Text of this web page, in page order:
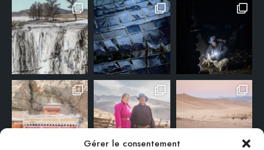
Gérer le consentement